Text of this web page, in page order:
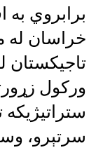
برابروي
خراسان له
تاجیکستان
ورکول
سرتېرو،